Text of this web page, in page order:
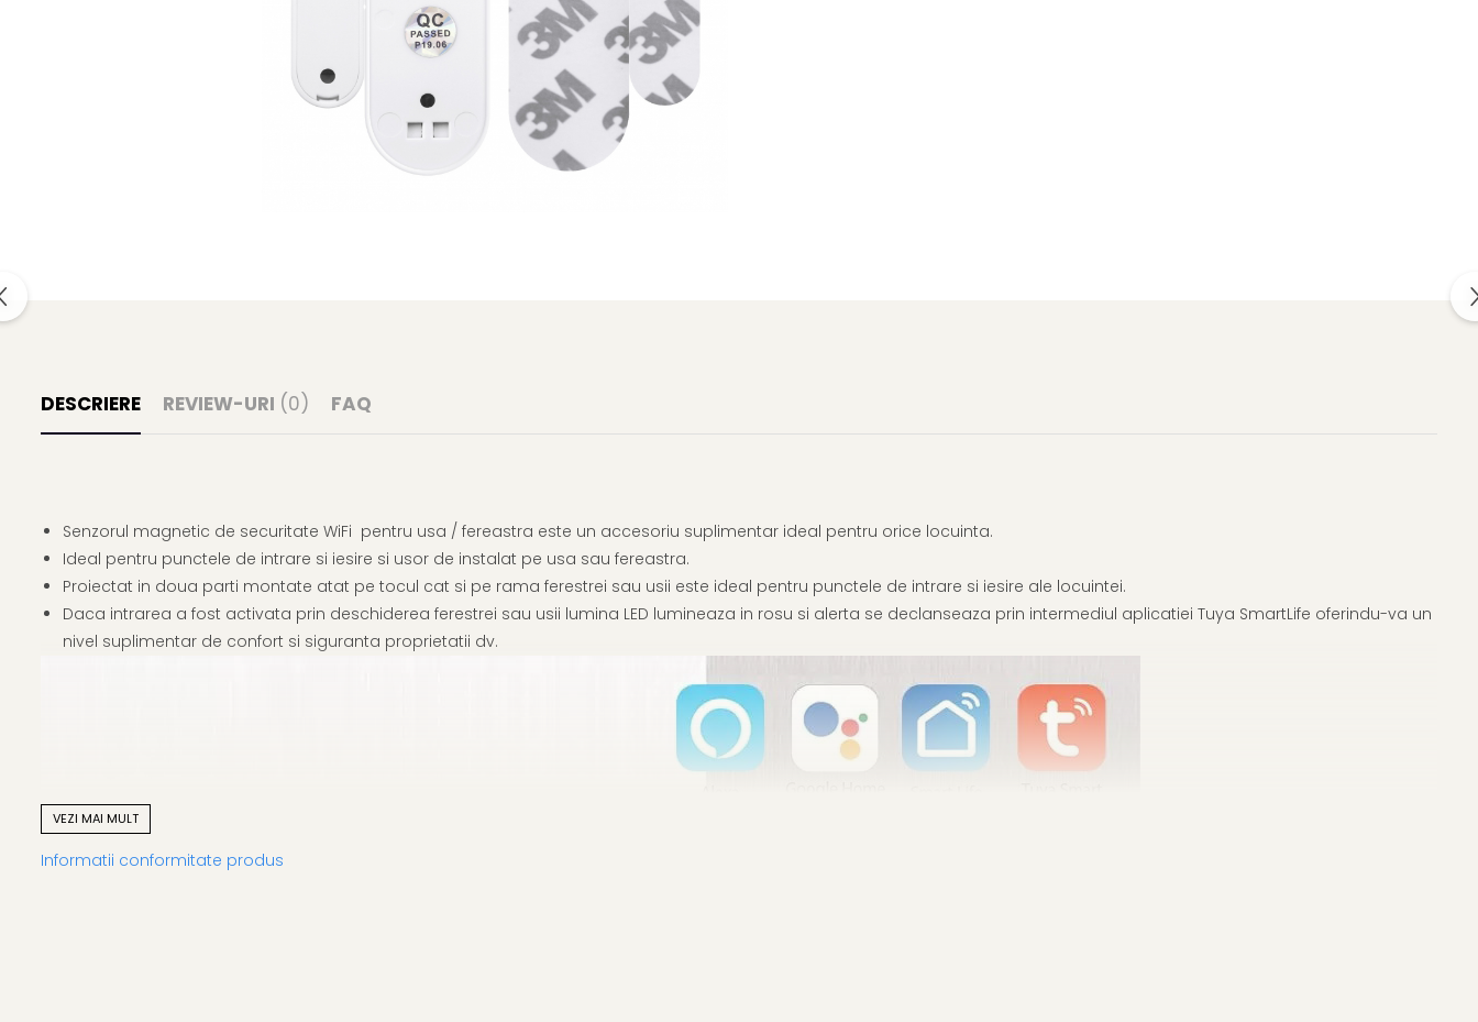
DESCRIERE REVIEW-URI (0) FAQ
Senzorul magnetic de securitate WiFi pentru usa / fereastra este un accesoriu suplimentar ideal pentru orice locuinta.
Ideal pentru punctele de intrare si iesire si usor de instalat pe usa sau fereastra.
Proiectat in doua parti montate atat pe tocul cat si pe rama ferestrei sau usii este ideal pentru punctele de intrare si iesire ale locuintei.
Daca intrarea a fost activata prin deschiderea ferestrei sau usii lumina LED lumineaza in rosu si alerta se declanseaza prin intermediul aplicatiei Tuya SmartLife oferindu-va un
nivel suplimentar de confort si siguranta proprietatii dv.
VEZI MAI MULT
Informatii conformitate produs